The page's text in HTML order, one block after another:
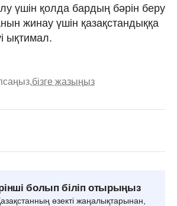
үшін қолда бардың бәрін беру
жинау үшін қазақстандыққа
ықтимал.
бізге жазыңыз
болып біліп отырыңыз
өзекті жаңалықтарынан,